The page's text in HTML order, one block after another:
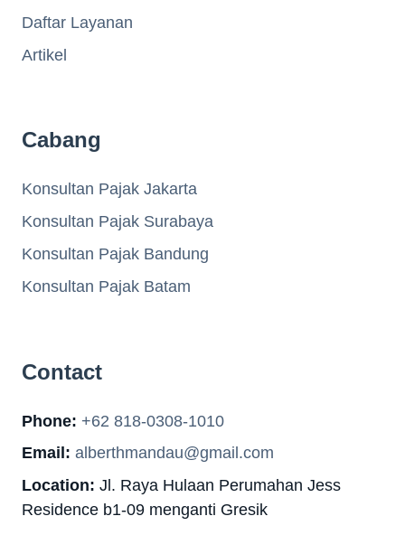
Daftar Layanan
Artikel
Cabang
Konsultan Pajak Jakarta
Konsultan Pajak Surabaya
Konsultan Pajak Bandung
Konsultan Pajak Batam
Contact
Phone: +62 818-0308-1010
Email: alberthmandau@gmail.com
Location: Jl. Raya Hulaan Perumahan Jess
Residence b1-09 menganti Gresik